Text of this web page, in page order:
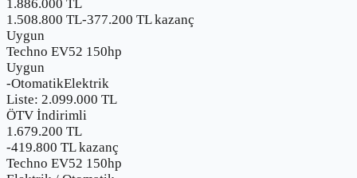
1.886.000 TL
1.508.800 TL-377.200 TL kazanç
Uygun
Techno EV52 150hp
Uygun
-OtomatikElektrik
Liste: 2.099.000 TL
ÖTV İndirimli
1.679.200 TL
-419.800 TL kazanç
Techno EV52 150hp